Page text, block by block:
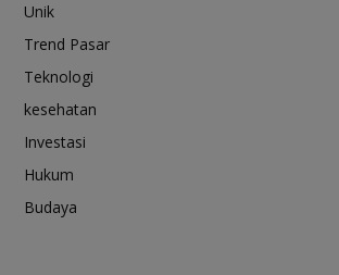
Unik
Trend Pasar
Teknologi
kesehatan
Investasi
Hukum
Budaya